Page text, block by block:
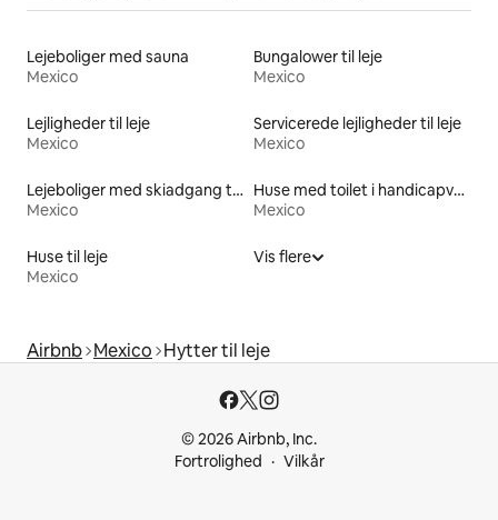
Lejeboliger med sauna
Mexico
Bungalower til leje
Mexico
Lejligheder til leje
Mexico
Servicerede lejligheder til leje
Mexico
Lejeboliger med skiadgang til døren
Mexico
Huse med toilet i handicapvenlig højde til leje
Mexico
Huse til leje
Mexico
Vis flere
Airbnb Mexico Hytter til leje
© 2026 Airbnb, Inc.
Fortrolighed
Vilkår